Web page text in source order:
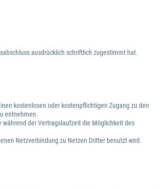
ausdrücklich schriftlich zugestimmt hat.
kostenlosen oder kostenpflichtigen Zugang zu den
entnehmen.
während der Vertragslaufzeit die Möglichkeit des
Netzverbindung zu Netzen Dritter benutzt wird.